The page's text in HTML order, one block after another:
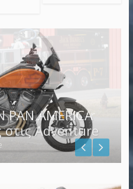
PAN AMERICA
στις Adventure
Scout Bobber